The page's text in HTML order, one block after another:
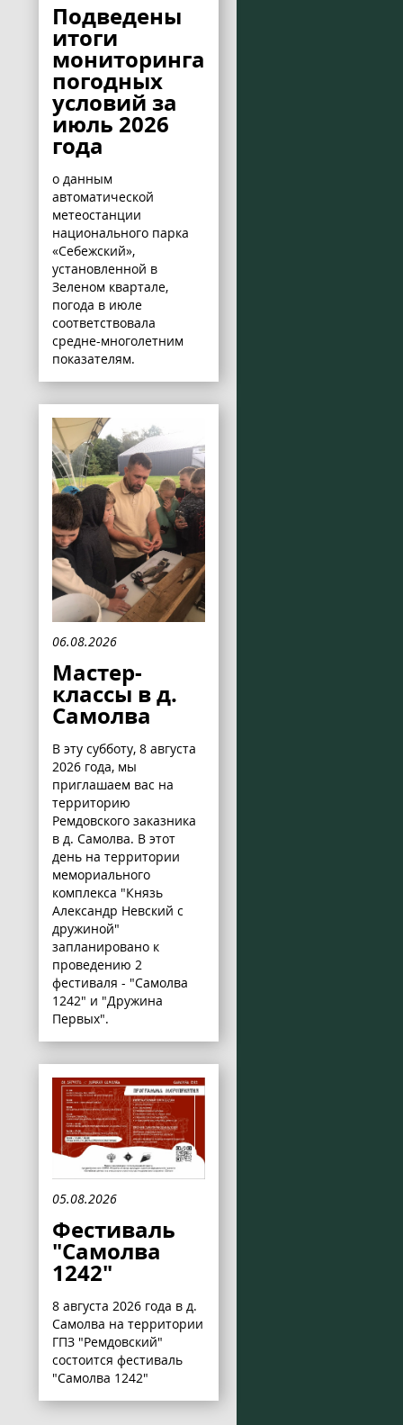
Подведены
итоги
мониторинга
погодных
условий за
июль 2026
года
о данным
автоматической
метеостанции
национального парка
«Себежский»,
установленной в
Зеленом квартале,
погода в июле
соответствовала
средне-многолетним
показателям.
06.08.2026
Мастер-
классы в д.
Самолва
В эту субботу, 8 августа
2026 года, мы
приглашаем вас на
территорию
Ремдовского заказника
в д. Самолва. В этот
день на территории
мемориального
комплекса "Князь
Александр Невский с
дружиной"
запланировано к
проведению 2
фестиваля - "Самолва
1242" и "Дружина
Первых".
05.08.2026
Фестиваль
"Самолва
1242"
8 августа 2026 года в д.
Самолва на территории
ГПЗ "Ремдовский"
состоится фестиваль
"Самолва 1242"